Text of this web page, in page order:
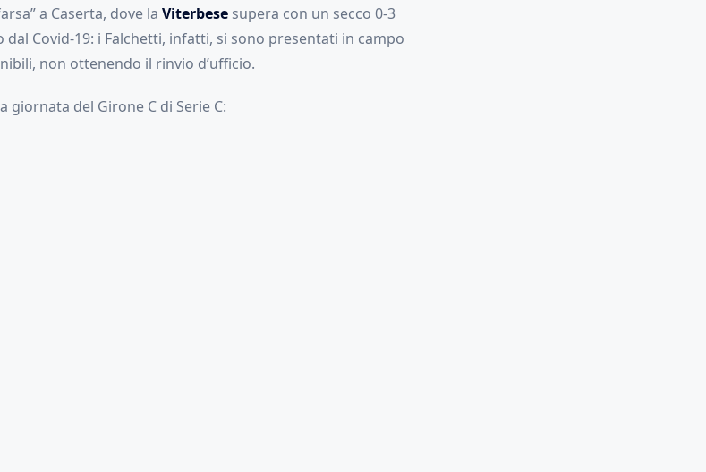
a Caserta, dove la Viterbesesupera con un secco 0-3
dal Covid-19: i Falchetti, infatti, si sono presentati in campo
non ottenendo il rinvio d’ufficio.
giornata del Girone C di Serie C: